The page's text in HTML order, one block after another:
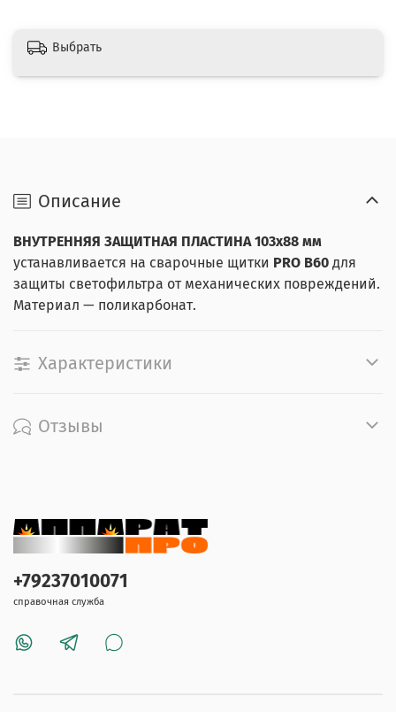
Выбрать
Описание
ВНУТРЕННЯЯ ЗАЩИТНАЯ ПЛАСТИНА 103х88 мм
устанавливается на сварочные щитки PRO B60 для
защиты светофильтра от механических повреждений.
Материал — поликарбонат.
Характеристики
Отзывы
+79237010071
справочная служба